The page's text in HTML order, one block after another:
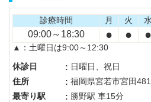
診療時間 月 火 水
09:00～18:30 ● ● ●
▲：土曜日は9:00～12:30
休診日
: 日曜日、祝日
住所
: 福岡県宮若市宮田
最寄り駅
: 勝野駅 車15分